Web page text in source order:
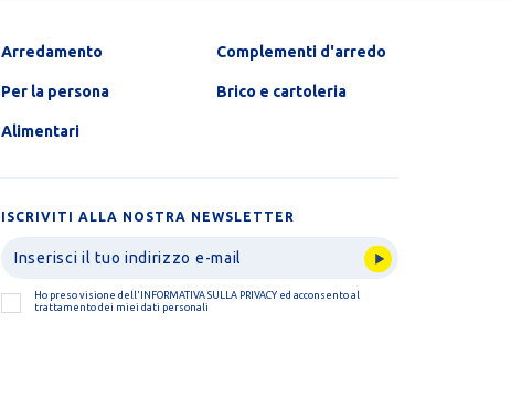
Arredamento Complementi d'arredo
Per la persona Brico e cartoleria
Alimentari
ISCRIVITI ALLA NOSTRA NEWSLETTER
Ho preso visione dell' INFORMATIVA SULLA PRIVACY ed acconsento al
trattamento dei miei dati personali